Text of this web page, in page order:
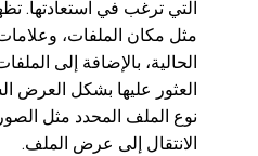
التي ترغب في استعادتها.
مثل مكان الملفات،
الحالية، بالإضافة إلى
العثور عليها بشكل
نوع الملف المحدد مثل
الانتقال إلى عرض الملف.